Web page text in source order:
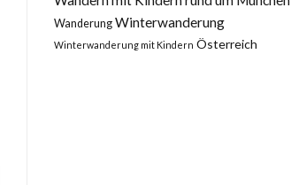
Wanderung Winterwanderung
Winterwanderung mit Kindern Österreich